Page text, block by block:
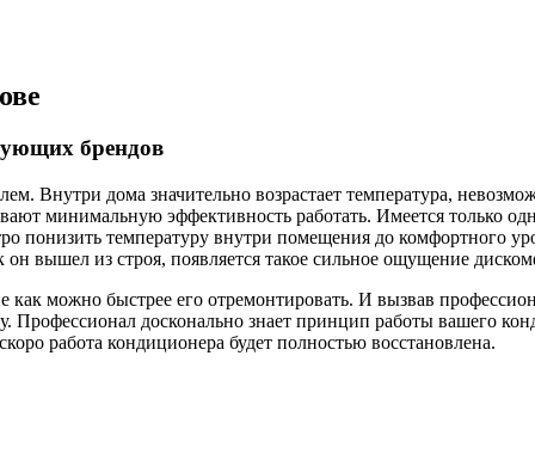
брендов
Внутри дома значительно возрастает температура,
минимальную эффективность работать. Имеется только
понизить температуру внутри помещения до комфортного
вышел из строя, появляется такое сильное ощущение
можно быстрее его отремонтировать. И вызвав
досконально знает принцип работы вашего
работа кондиционера будет полностью восстановлена.